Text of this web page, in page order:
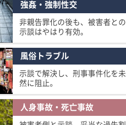
お手紙
ミ評判
強姦・強制性交
非親告罪化の後も、被害者との
示談はやはり有効。
風俗トラブル
示談で解決し、刑事事件化を未
然に阻止。
人身事故・死亡事故